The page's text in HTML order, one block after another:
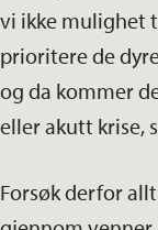
vi ikke mulighet
prioritere de
og da kommer
eller akutt krise,
Forsøk derfor